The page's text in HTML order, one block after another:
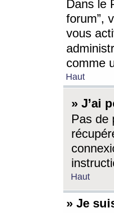
Dans le
forum”,
vous
comme
Haut
» J’ai
Pas de
Haut
» Je